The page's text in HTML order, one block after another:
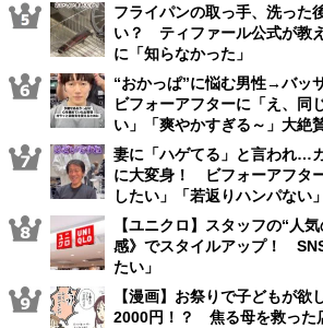
フライパンの取っ手、洗った
い？ ティファール公式が教
に「知らなかった」
“おかっぱ”に悩む男性→バッ
ビフォーアフターに「え、同
い」「爽やかすぎる～」大絶
妻に「ハゲてる」と言われ…
に大変身！ ビフォーアフタ
したい」「若返りハンパない」
【ユニクロ】スタッフの“人
感》でスタイルアップ！
たい」
【漫画】お祭りで子どもが欲
2000円！？ 焦る母を救った